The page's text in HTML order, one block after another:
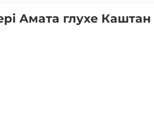
Амата глухе Каштан